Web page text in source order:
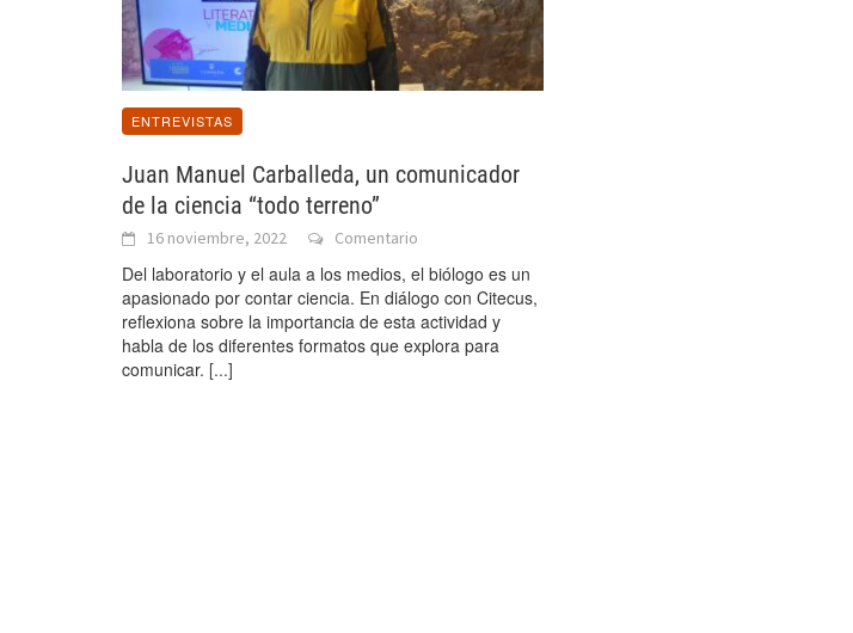
ENTREVISTAS
Juan Manuel Carballeda, un comunicador
de la ciencia “todo terreno”
16 noviembre, 2022 Comentario
Del laboratorio y el aula a los medios, el biólogo es un
apasionado por contar ciencia. En diálogo con Citecus,
reflexiona sobre la importancia de esta actividad y
habla de los diferentes formatos que explora para
comunicar. [...]